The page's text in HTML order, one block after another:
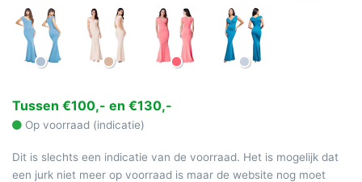
Tussen €100,- en €130,-
Op voorraad (indicatie)
Dit is slechts een indicatie van de voorraad. Het is mogelijk dat
een jurk niet meer op voorraad is maar de website nog moet